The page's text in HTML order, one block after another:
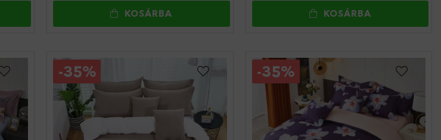
KOSÁRBA KOSÁRBA
-35% -35%